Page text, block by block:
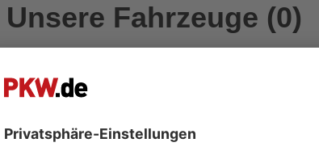
Unsere Fahrzeuge (0)
Dieser Händler bietet aktuell auf PKW.de keine Fahrzeuge zum Verkauf an.